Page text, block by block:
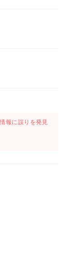
報に誤りを発見